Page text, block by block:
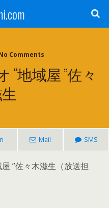
Comments
“地域屋 ”佐々
Mail SMS
”佐々木滋生（放送担